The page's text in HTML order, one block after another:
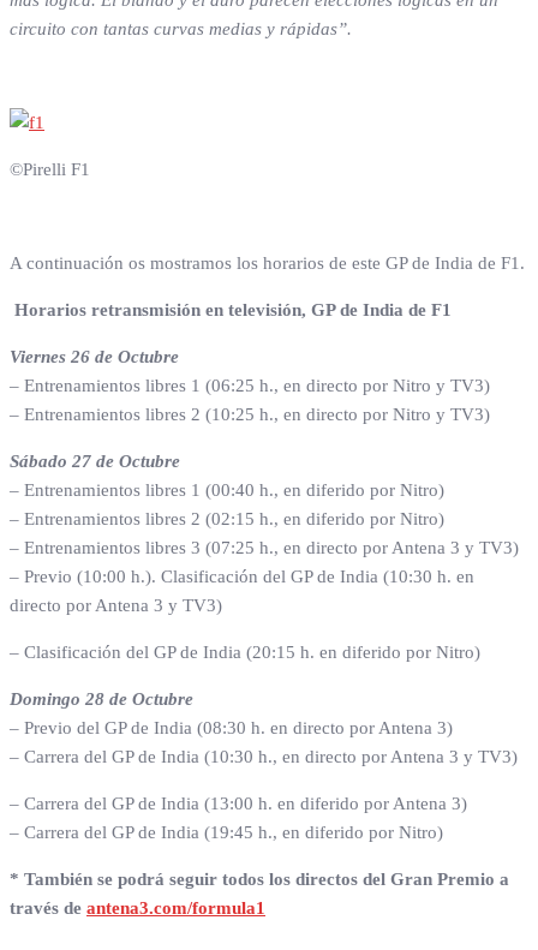
circuito con tantas curvas medias y rápidas”.
©Pirelli F1
A continuación os mostramos los horarios de este GP de India de F1.
Horarios retransmisión en televisión, GP de India de F1
Viernes 26 de Octubre
– Entrenamientos libres 1 (06:25 h., en directo por Nitro y TV3)
– Entrenamientos libres 2 (10:25 h., en directo por Nitro y TV3)
Sábado 27 de Octubre
– Entrenamientos libres 1 (00:40 h., en diferido por Nitro)
– Entrenamientos libres 2 (02:15 h., en diferido por Nitro)
– Entrenamientos libres 3 (07:25 h., en directo por Antena 3 y TV3)
– Previo (10:00 h.). Clasificación del GP de India (10:30 h. en
directo por Antena 3 y TV3)
– Clasificación del GP de India (20:15 h. en diferido por Nitro)
Domingo 28 de Octubre
– Previo del GP de India (08:30 h. en directo por Antena 3)
– Carrera del GP de India (10:30 h., en directo por Antena 3 y TV3)
– Carrera del GP de India (13:00 h. en diferido por Antena 3)
– Carrera del GP de India (19:45 h., en diferido por Nitro)
* También se podrá seguir todos los directos del Gran Premio a
través de antena3.com/formula1